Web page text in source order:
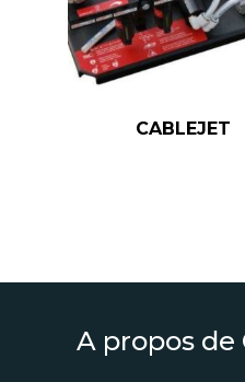
CABLEJET
A propos de